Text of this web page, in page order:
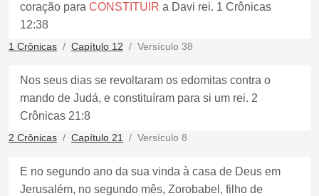
coração para CONSTITUIR a Davi rei. 1 Crônicas
12:38
1 Crônicas Capítulo 12 Versículo 38
Nos seus dias se revoltaram os edomitas contra o
mando de Judá, e constituíram para si um rei. 2
Crônicas 21:8
2 Crônicas Capítulo 21 Versículo 8
E no segundo ano da sua vinda à casa de Deus em
Jerusalém, no segundo mês, Zorobabel, filho de